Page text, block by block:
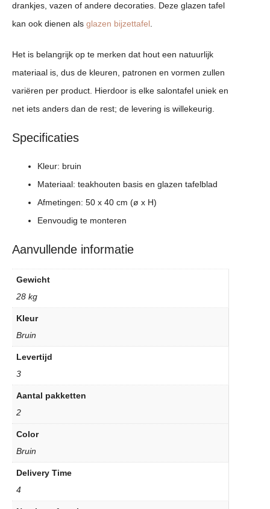
drankjes, vazen of andere decoraties. Deze glazen tafel
kan ook dienen als glazen bijzettafel.
Het is belangrijk op te merken dat hout een natuurlijk
materiaal is, dus de kleuren, patronen en vormen zullen
variëren per product. Hierdoor is elke salontafel uniek en
net iets anders dan de rest; de levering is willekeurig.
Specificaties
Kleur: bruin
Materiaal: teakhouten basis en glazen tafelblad
Afmetingen: 50 x 40 cm (ø x H)
Eenvoudig te monteren
Aanvullende informatie
Gewicht
28 kg
Kleur
Bruin
Levertijd
3
Aantal pakketten
2
Color
Bruin
Delivery Time
4